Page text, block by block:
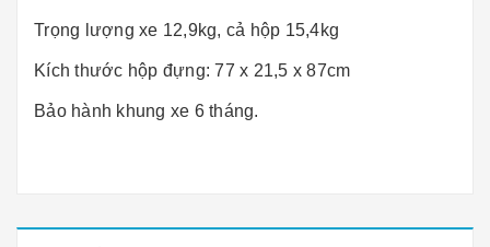
Trọng lượng xe 12,9kg, cả hộp 15,4kg
Kích thước hộp đựng: 77 x 21,5 x 87cm
Bảo hành khung xe 6 tháng.